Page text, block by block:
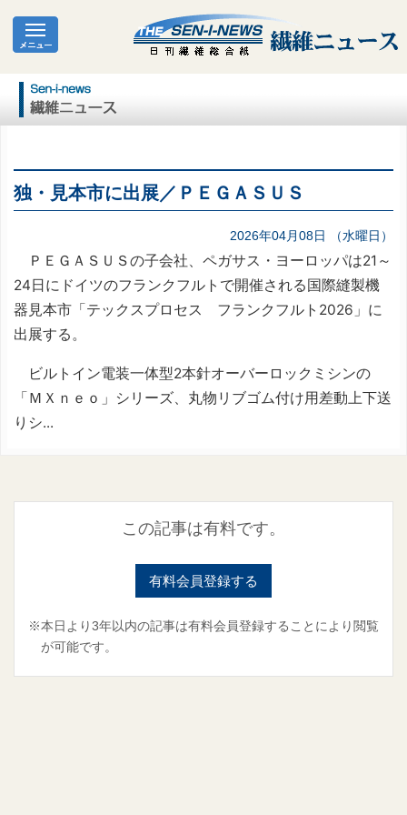
独・見本市に出展／ＰＥＧＡＳＵＳ
2026年04月08日 （水曜日）
ＰＥＧＡＳＵＳの子会社、ペガサス・ヨーロッパは21～
24日にドイツのフランクフルトで開催される国際縫製機
器見本市「テックスプロセス フランクフルト2026」に
出展する。
ビルトイン電装一体型2本針オーバーロックミシンの
「ＭＸｎｅｏ」シリーズ、丸物リブゴム付け用差動上下送
りシ...
この記事は有料です。
有料会員登録する
※本日より3年以内の記事は有料会員登録することにより閲覧
が可能です。